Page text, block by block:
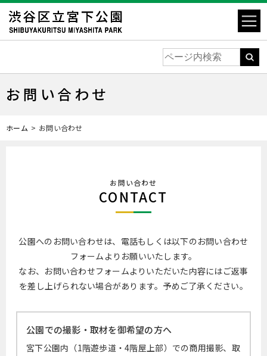
お問い合わせ
ホーム お問い合わせ
お問い合わせ
CONTACT
公園へのお問い合わせは、電話もしくは以下のお問い合わせ
フォームよりお願いいたします。
なお、お問い合わせフォームよりいただいた内容にはご返事
を差し上げられない場合があります。予めご了承ください。
公園での撮影・取材を御希望の方へ
宮下公園内（1階遊歩道・4階屋上部）での商用撮影、取